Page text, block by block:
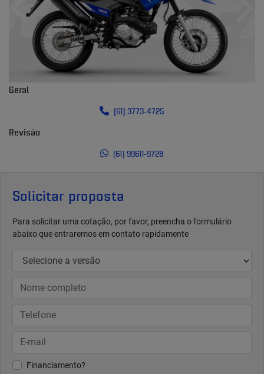
Solicitar proposta
Para solicitar uma cotação, por favor, preencha o formulário
abaixo que entraremos em contato rapidamente
Financiamento?
Anterior
Geral
(61) 3773-4725
Revisão
(61) 99611-9728